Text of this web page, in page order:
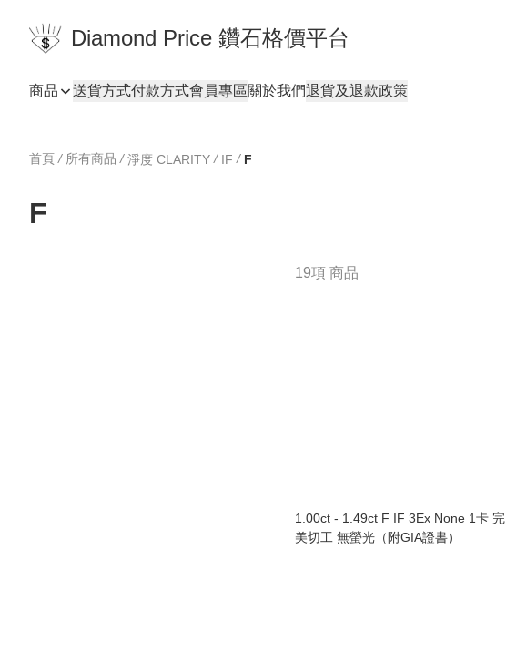
Diamond Price 鑽石格價平台
商品 送貨方式付款方式會員專區關於我們退貨及退款政策
首頁 / 所有商品 / 淨度 CLARITY / IF / F
F
19項 商品
1.00ct - 1.49ct F IF 3Ex None 1卡 完
美切工 無螢光（附GIA證書）